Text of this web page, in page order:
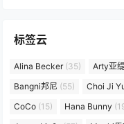
标签云
Alina Becker(35) Arty亚
Bangni邦尼 (55) Choi Ji
CoCo (15) Hana Bunny